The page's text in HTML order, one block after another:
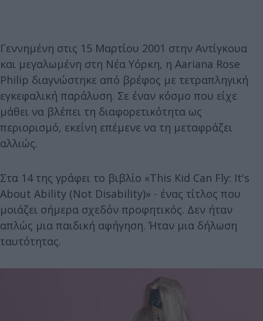
Γεννημένη στις 15 Μαρτίου 2001 στην Αντίγκουα
και μεγαλωμένη στη Νέα Υόρκη, η Aariana Rose
Philip διαγνώστηκε από βρέφος με τετραπληγική
εγκεφαλική παράλυση. Σε έναν κόσμο που είχε
μάθει να βλέπει τη διαφορετικότητα ως
περιορισμό, εκείνη επέμενε να τη μεταφράζει
αλλιώς.
Στα 14 της γράφει το βιβλίο «This Kid Can Fly: It's
About Ability (Not Disability)» - ένας τίτλος που
μοιάζει σήμερα σχεδόν προφητικός. Δεν ήταν
απλώς μια παιδική αφήγηση. Ήταν μια δήλωση
ταυτότητας.